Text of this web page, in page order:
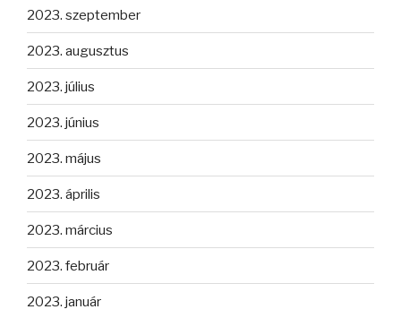
2023. szeptember
2023. augusztus
2023. július
2023. június
2023. május
2023. április
2023. március
2023. február
2023. január